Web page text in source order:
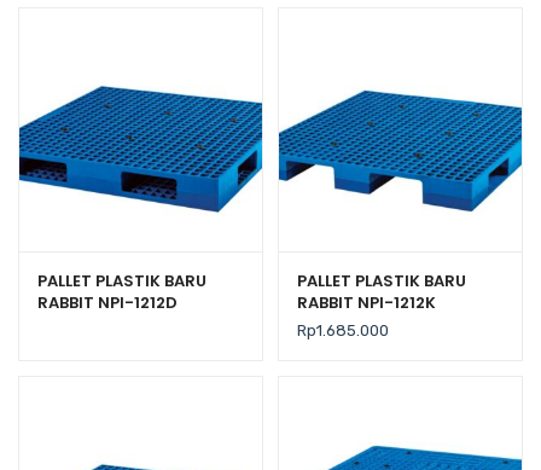
PALLET PLASTIK BARU
RABBIT NPI-1212D
PALLET PLASTIK BARU
RABBIT NPI-1212K
UKURAN 120x120x13,5 CM
Rp1.685.000